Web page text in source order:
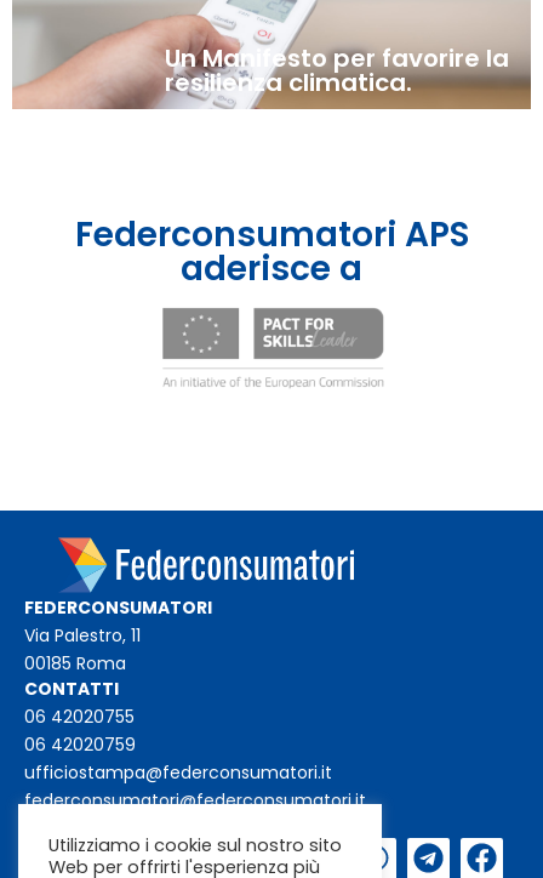
Un Manifesto per favorire la
resilienza climatica.
Federconsumatori APS
aderisce a
FEDERCONSUMATORI
Via Palestro, 11
00185 Roma
CONTATTI
06 42020755
06 42020759
ufficiostampa@federconsumatori.it
federconsumatori@federconsumatori.it
Iscriviti alla
Utilizziamo i cookie sul nostro sito
Web per offrirti l'esperienza più